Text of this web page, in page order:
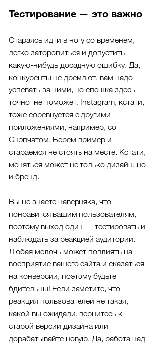
Тестирование — это важно
Стараясь идти в ногу со временем,
легко заторопиться и допустить
какую-нибудь досадную ошибку. Да,
конкуренты не дремлют, вам надо
успевать за ними, но спешка здесь
точно  не поможет. Instagram, кстати,
тоже соревнуется с другими
приложениями, например, со
Снэпчатом. Берем пример и
стараемся не стоять на месте. Кстати,
меняться может не только дизайн, но
и бренд.
Вы не знаете наверняка, что
понравится вашим пользователям,
поэтому выход один — тестировать и
наблюдать за реакцией аудитории.
Любая мелочь может повлиять на
восприятие вашего сайта и сказаться
на конверсии, поэтому будьте
бдительны! Если заметите, что
реакция пользователей не такая,
какой вы ожидали, вернитесь к
старой версии дизайна или
дорабатывайте новую. Да, работа над